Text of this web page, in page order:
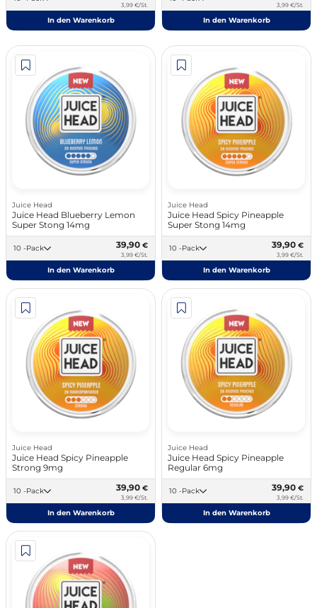
3,99 €/St.
In den Warenkorb
3,99 €/St.
In den Warenkorb
Juice Head
Juice Head Blueberry Lemon
Super Stong 14mg
10 -Pack 39,90 €
3,99 €/St.
In den Warenkorb
Juice Head
Juice Head Spicy Pineapple
Super Stong 14mg
10 -Pack 39,90 €
3,99 €/St.
In den Warenkorb
Juice Head
Juice Head Spicy Pineapple
Strong 9mg
10 -Pack 39,90 €
3,99 €/St.
In den Warenkorb
Juice Head
Juice Head Spicy Pineapple
Regular 6mg
10 -Pack 39,90 €
3,99 €/St.
In den Warenkorb